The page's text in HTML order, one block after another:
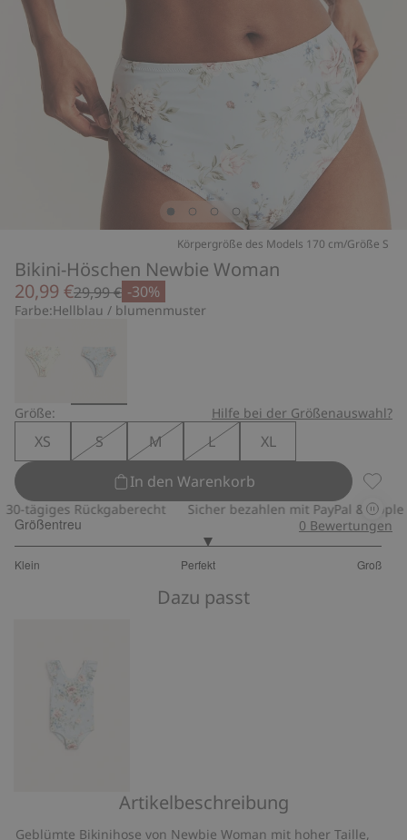
Körpergröße des Models 170 cm/Größe S
Bikini-Höschen Newbie Woman
20,99 €29,99 € -30%
Farbe:Hellblau / blumenmuster
Größe: Hilfe bei der Größenauswahl?
XS S M L
XL
In den Warenkorb
Bikini-
tägiges Rückgaberecht Sicher bezahlen mit PayPal & Apple Pay
Größentreu
Klein Perfekt Groß
von
0 Bewertungen
Dazu passt
mit
Artikelbeschreibung
Geblümte Bikinihose von Newbie Woman mit hoher Taille,